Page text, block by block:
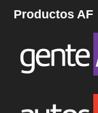
Productos AF